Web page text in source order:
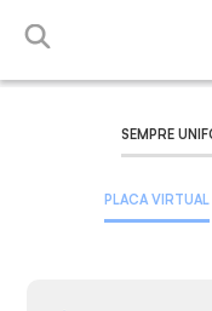
Skip to Main Content
SEMPRE
PLACA VIRTUAL